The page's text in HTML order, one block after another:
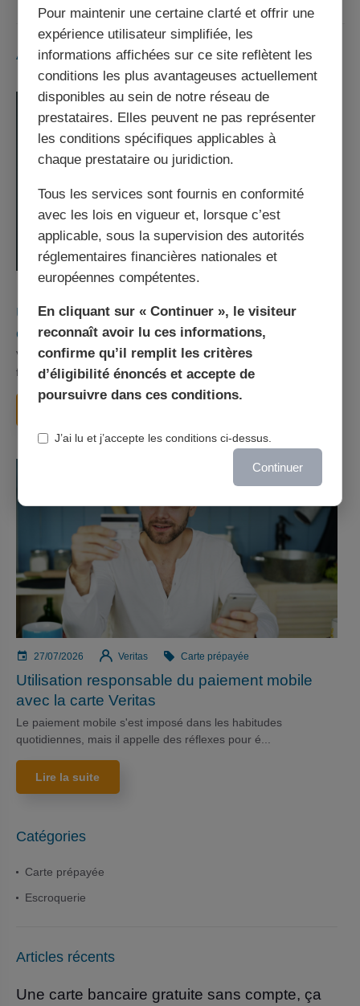
Articles similaires
03/08/2026 Veritas
Une carte bancaire gratuite sans compte, ça
existe ?
Vous avez tapé cette recherche parce que votre banque vous
facture 50 € par an pour une carte que vo...
27/07/2026 Veritas Carte prépayée
Utilisation responsable du paiement mobile
avec la carte Veritas
Le paiement mobile s'est imposé dans les habitudes
quotidiennes, mais il appelle des réflexes pour é...
Lire la suite
Catégories
Carte prépayée
Escroquerie
Articles récents
Une carte bancaire gratuite sans compte, ça
Pour maintenir une certaine clarté et offrir une
expérience utilisateur simplifiée, les
informations affichées sur ce site reflètent les
conditions les plus avantageuses actuellement
disponibles au sein de notre réseau de
prestataires. Elles peuvent ne pas représenter
les conditions spécifiques applicables à
chaque prestataire ou juridiction.
Tous les services sont fournis en conformité
avec les lois en vigueur et, lorsque c’est
applicable, sous la supervision des autorités
réglementaires financières nationales et
européennes compétentes.
En cliquant sur « Continuer », le visiteur
reconnaît avoir lu ces informations,
confirme qu’il remplit les critères
d’éligibilité énoncés et accepte de
poursuivre dans ces conditions.
J’ai lu et j’accepte les conditions ci-dessus.
Continuer